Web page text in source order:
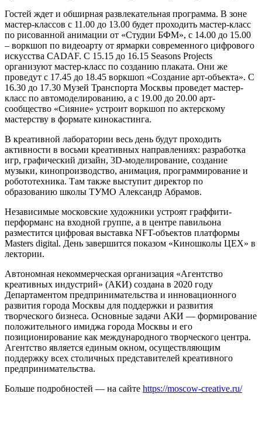
Гостей ждет и обширная развлекательная программа. В зоне
мастер-классов с 11.00 до 13.00 будет проходить мастер-класс
по рисованной анимации от «Студии БФМ», с 14.00 до 15.00
– воркшоп по видеоарту от ярмарки современного цифрового
искусства CADAF. С 15.15 до 16.15 Seasons Projects
организуют мастер-класс по созданию плаката. Они же
проведут с 17.45 до 18.45 воркшоп «Создание арт-объекта». С
16.30 до 17.30 Музей Транспорта Москвы проведет мастер-
класс по автомоделированию, а с 19.00 до 20.00 арт-
сообщество «Сияние» устроит воркшоп по актерскому
мастерству в формате кинокастинга.
В креативной лаборатории весь день будут проходить
активности в восьми креативных направлениях: разработка
игр, графический дизайн, 3D-моделирование, создание
музыки, кинопроизводство, анимация, программирование и
робототехника. Там также выступит директор по
образованию школы ТУМО Александр Абрамов.
Независимые московские художники устроят граффити-
перформанс на входной группе, а в центре павильона
разместится цифровая выставка NFT-объектов платформы
Masters digital. День завершится показом «Киношколы ЦЕХ» в
лектории.
Автономная некоммерческая организация «Агентство
креативных индустрий» (АКИ) создана в 2020 году
Департаментом предпринимательства и инновационного
развития города Москвы для поддержки и развития
творческого бизнеса. Основные задачи АКИ — формирование
положительного имиджа города Москвы и его
позиционирование как международного творческого центра.
Агентство является единым окном, осуществляющим
поддержку всех столичных представителей креативного
предпринимательства.
Больше подробностей — на сайте https://moscow-creative.ru/